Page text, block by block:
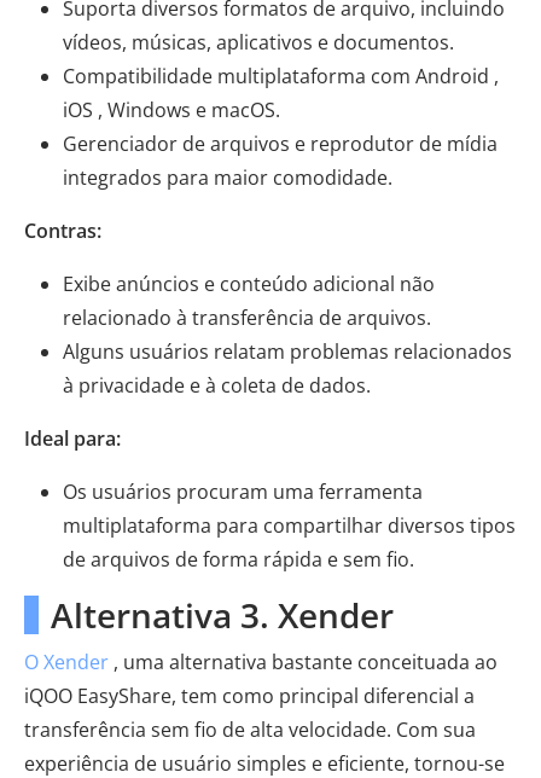
Suporta diversos formatos de arquivo, incluindo
vídeos, músicas, aplicativos e documentos.
Compatibilidade multiplataforma com Android ,
iOS , Windows e macOS.
Gerenciador de arquivos e reprodutor de mídia
integrados para maior comodidade.
Contras:
Exibe anúncios e conteúdo adicional não
relacionado à transferência de arquivos.
Alguns usuários relatam problemas relacionados
à privacidade e à coleta de dados.
Ideal para:
Os usuários procuram uma ferramenta
multiplataforma para compartilhar diversos tipos
de arquivos de forma rápida e sem fio.
Alternativa 3. Xender
O Xender , uma alternativa bastante conceituada ao
iQOO EasyShare, tem como principal diferencial a
transferência sem fio de alta velocidade. Com sua
experiência de usuário simples e eficiente, tornou-se